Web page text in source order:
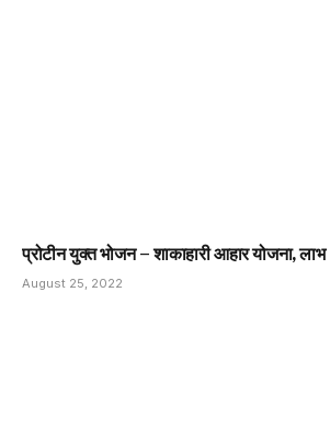
प्रोटीन युक्त भोजन – शाकाहारी आहार योजना, लाभ
August 25, 2022